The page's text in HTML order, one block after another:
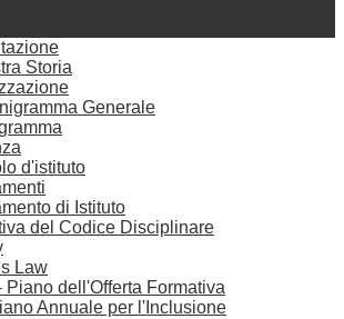
Storia
Generale
d'istituto
di Istituto
del Codice Disciplinare
Law
Piano dell'Offerta Formativa
Annuale per l'Inclusione